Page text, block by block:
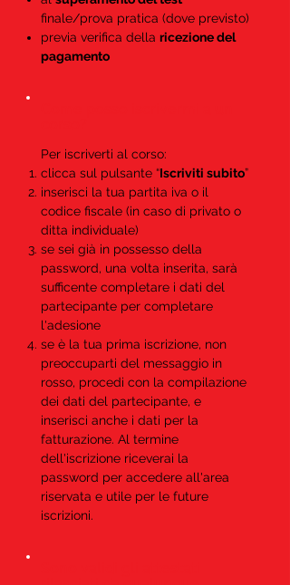
finale/prova pratica (dove previsto)
previa verifica della ricezione del
pagamento
Per iscriverti al corso:
clicca sul pulsante “Iscriviti subito”
inserisci la tua partita iva o il
codice fiscale (in caso di privato o
ditta individuale)
se sei già in possesso della
password, una volta inserita, sarà
sufficente completare i dati del
partecipante per completare
l'adesione
se è la tua prima iscrizione, non
preoccuparti del messaggio in
rosso, procedi con la compilazione
dei dati del partecipante, e
inserisci anche i dati per la
fatturazione. Al termine
dell'iscrizione riceverai la
password per accedere all'area
riservata e utile per le future
iscrizioni.